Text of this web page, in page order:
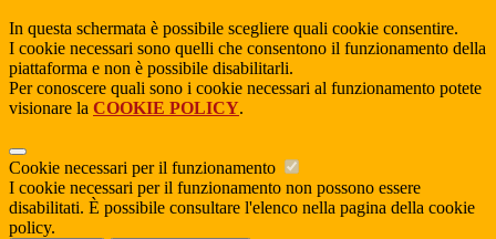
In questa schermata è possibile scegliere quali cookie consentire.
I cookie necessari sono quelli che consentono il funzionamento della
piattaforma e non è possibile disabilitarli.
Per conoscere quali sono i cookie necessari al funzionamento potete
visionare la COOKIE POLICY.
Cookie necessari per il funzionamento
I cookie necessari per il funzionamento non possono essere
disabilitati. È possibile consultare l'elenco nella pagina della cookie
policy.